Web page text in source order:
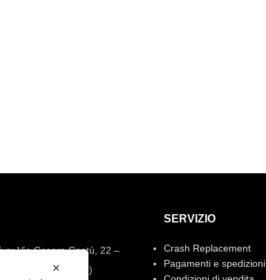
Via Cesare Cantù, 22 –
con Bernate (CO)
SERVIZIO
Crash Replacement
Pagamenti e spedizioni
✕